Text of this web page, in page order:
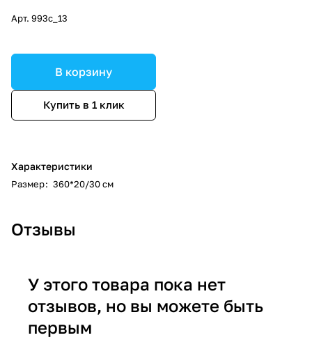
Арт. 993с_13
В корзину
Купить в 1 клик
Характеристики
Размер: 360*20/30 см
Отзывы
У этого товара пока нет
отзывов, но вы можете быть
первым